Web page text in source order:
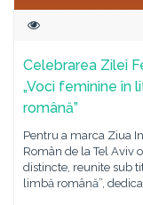
Celebrarea Zilei
„Voci feminine în
română”
Pentru a marca Ziua
Român de la Tel Aviv
distincte, reunite sub
limbă română”,